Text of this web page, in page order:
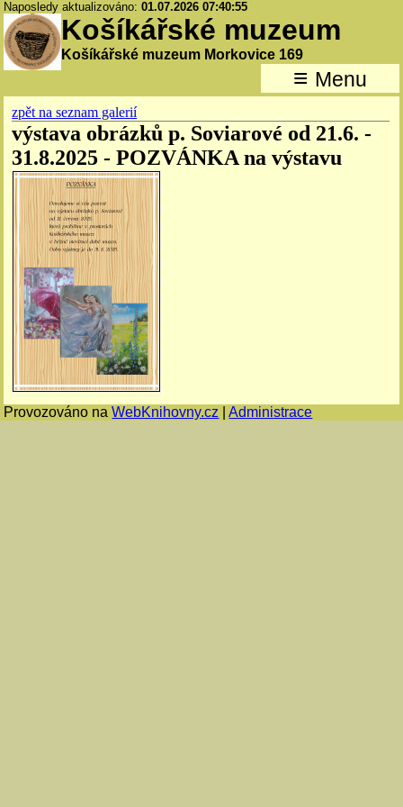
Naposledy aktualizováno:01.07.2026 07:40:55
Košíkářské muzeum
Košíkářské muzeum Morkovice 169
≡ Menu
zpět na seznam galerií
výstava obrázků p. Soviarové od 21.6. -
31.8.2025 - POZVÁNKA na výstavu
Provozováno naWebKnihovny.cz |Administrace